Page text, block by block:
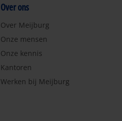
Over ons
Over Meijburg
Onze mensen
Onze kennis
Kantoren
Werken bij Meijburg